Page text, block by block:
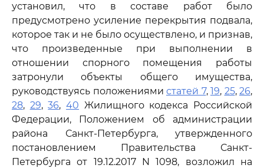
установил, что в составе работ было
предусмотрено усиление перекрытия подвала,
которое так и не было осуществлено, и признав,
что произведенные при выполнении в
отношении спорного помещения работы
затронули объекты общего имущества,
руководствуясь положениями статей 7, 19, 25, 26,
28, 29,36,40 Жилищного кодекса Российской
Федерации, Положением об администрации
района Санкт-Петербурга, утвержденного
постановлением Правительства Санкт-
Петербурга от 19.12.2017 N 1098, возложил на